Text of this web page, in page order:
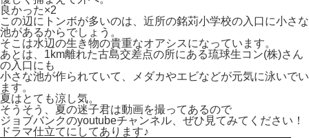
良かった×2
この辺にトンボが多いのは、近所の銘苅小学校の入口に小さな
池があるからでしょう。
そこは水辺の生き物の貴重なオアシスになっています。
あとは、1km離れた古島交差点の所にある琉球生コン(株)さん
の入口にも
小さな池が作られていて、メダカやエビなどが元気に泳いでい
ます。
夏はとても涼し気。
そうそう、夏の迷子君は動画を撮ってあるので
ジョブバンクのyoutubeチャンネル、ぜひ見てみてください！
ドラマ仕立てにしてあります♪